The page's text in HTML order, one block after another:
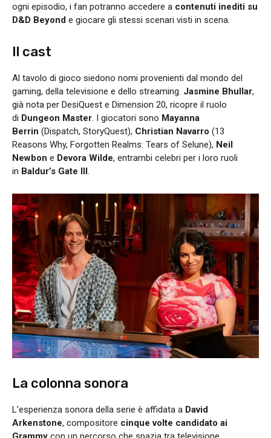
ogni episodio, i fan potranno accedere a contenuti inediti su
D&D Beyond e giocare gli stessi scenari visti in scena.
Il cast
Al tavolo di gioco siedono nomi provenienti dal mondo del
gaming, della televisione e dello streaming. Jasmine Bhullar,
già nota per DesiQuest e Dimension 20, ricopre il ruolo
di Dungeon Master. I giocatori sono Mayanna
Berrin (Dispatch, StoryQuest), Christian Navarro (13
Reasons Why, Forgotten Realms: Tears of Selune), Neil
Newbon e Devora Wilde, entrambi celebri per i loro ruoli
in Baldur’s Gate III.
La colonna sonora
L’esperienza sonora della serie è affidata a David
Arkenstone, compositore cinque volte candidato ai